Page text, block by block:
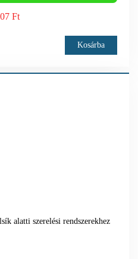
Ft
Kosárba
alatti szerelési rendszerekhez